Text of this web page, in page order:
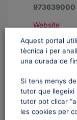
973639000
Website
CAEI
Telèfon:
Aquest portal
tècnica i per
una durada de
Si tens menys
tutor que llegeixi
tutor pot clicar
les cookies per